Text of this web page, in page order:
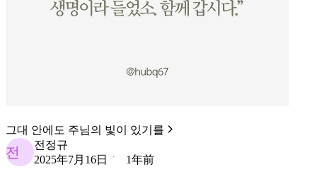
그대 안에도 주님의 빛이 있기를
전
전정규
2025年7月16日
1年前